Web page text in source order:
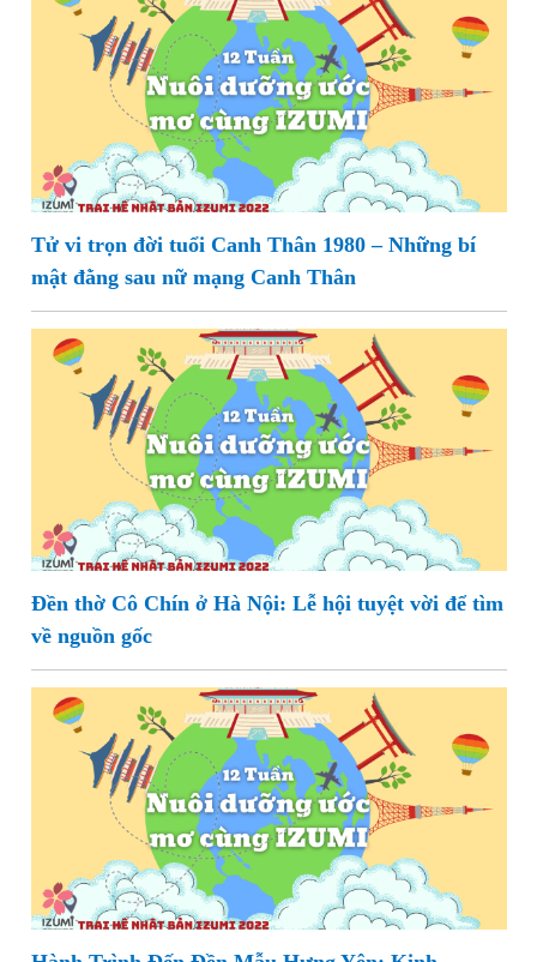
Tử vi trọn đời tuổi Canh Thân 1980 – Những bí
mật đằng sau nữ mạng Canh Thân
Đền thờ Cô Chín ở Hà Nội: Lễ hội tuyệt vời để tìm
về nguồn gốc